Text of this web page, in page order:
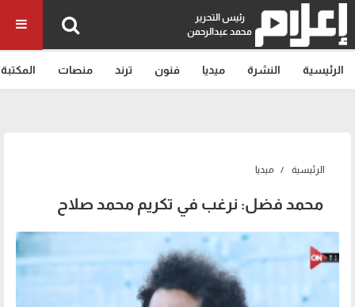
رئيس التحرير
محمد عبدالرحمن
الرئيسية النشرة ميديا فنون ترند منصات المكتبة
الرئيسية ميديا
محمد فضل: نرغب في تكريم محمد صلاح